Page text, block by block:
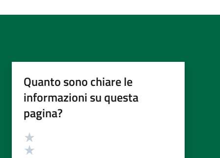
Quanto sono chiare le
informazioni su questa
pagina?
Valutazione